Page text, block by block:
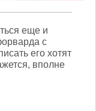
еще и
с
его хотят
вполне